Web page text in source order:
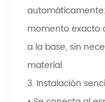
momento exacto
a la base, sin
material.
3. Instalación